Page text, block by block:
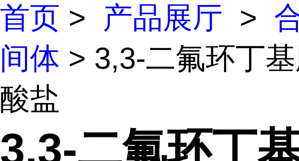
首页 > 产品展厅 >
间体 > 3,3-二氟环丁
酸盐
3,3-二氟环丁